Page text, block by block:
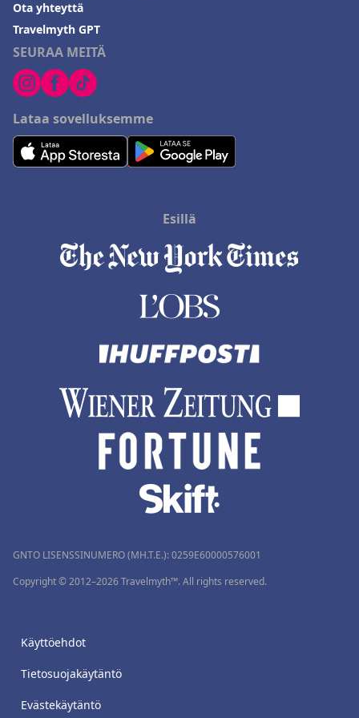
SEURAA MEITÄ
Lataa sovelluksemme
Ota yhteyttä
Travelmyth GPT
Esillä
GNTO LISENSSINUMERO (MH.T.E.): 0259Ε60000576001
Copyright © 2012–2026 Travelmyth™. All rights reserved.
Käyttöehdot
Tietosuojakäytäntö
Evästekäytäntö